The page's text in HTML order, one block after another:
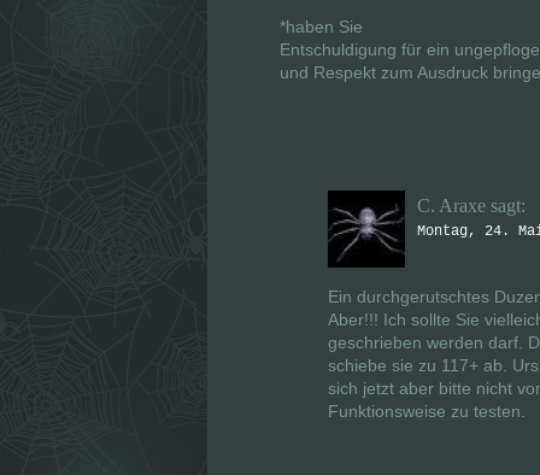
*haben Sie
Entschuldigung für ein
und Respekt zum Ausdruck
C. Araxe sagt:
Montag, 24.
Ein durchgerutschtes
Aber!!! Ich sollte Sie
geschrieben werden darf.
schiebe sie zu 117+ ab.
sich jetzt aber bitte nicht
Funktionsweise zu testen.